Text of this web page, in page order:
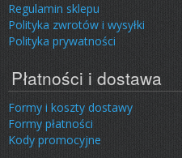
Regulamin sklepu
Polityka zwrotów i wysyłki
Polityka prywatności
Płatności i dostawa
Formy i koszty dostawy
Formy płatności
Kody promocyjne